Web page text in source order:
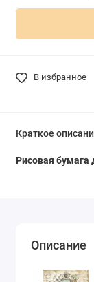
В избранное
Краткое
Рисовая бумага
Описание